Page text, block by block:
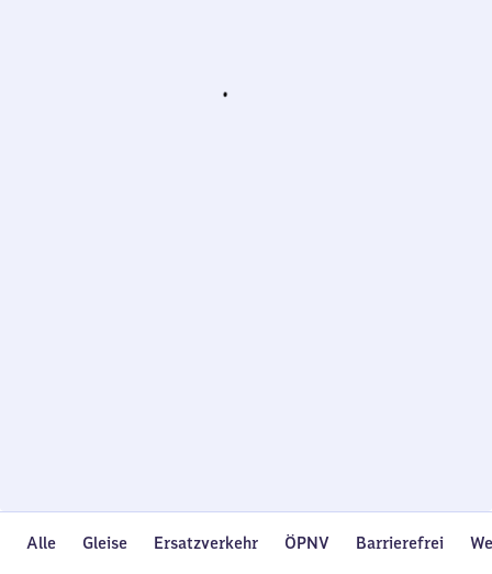
Alle Gleise Ersatzverkehr ÖPNV Barrierefrei